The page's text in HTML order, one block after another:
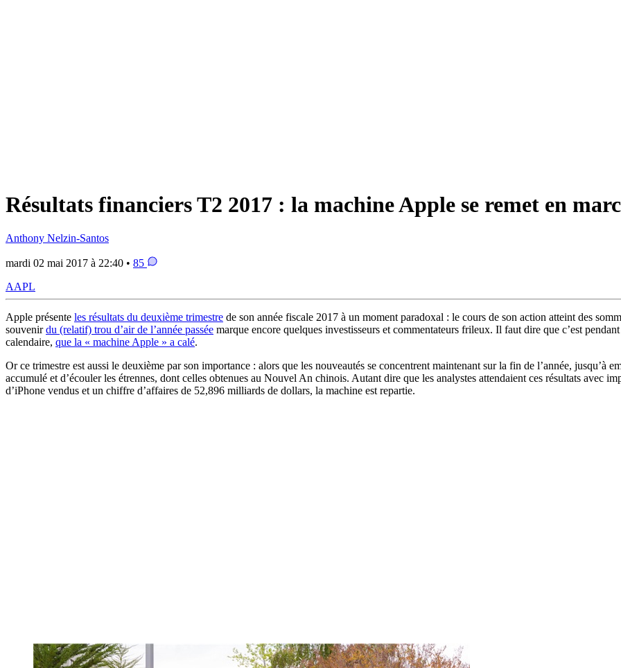
Résultats financiers T2 2017 : la machine Apple se remet en
Anthony Nelzin-Santos
mardi 02 mai 2017 à 22:40 • 85
AAPL
Apple présente les résultats du deuxième trimestre de son année fiscale 2017 à un moment paradoxal : le cours de son action atteint des
souvenirdu (relatif) trou d’air de l’année passée marque encore quelques investisseurs et commentateurs frileux. Il faut dire que c’est
calendaire, que la « machine Apple » a calé.
Or ce trimestre est aussi le deuxième par son importance : alors que les nouveautés se concentrent maintenant sur la fin de l’année, jusqu’à
accumulé et d’écouler les étrennes, dont celles obtenues au Nouvel An chinois. Autant dire que les analystes attendaient ces résultats avec
d’iPhone vendus et un chiffre d’affaires de 52,896 milliards de dollars, la machine est repartie.